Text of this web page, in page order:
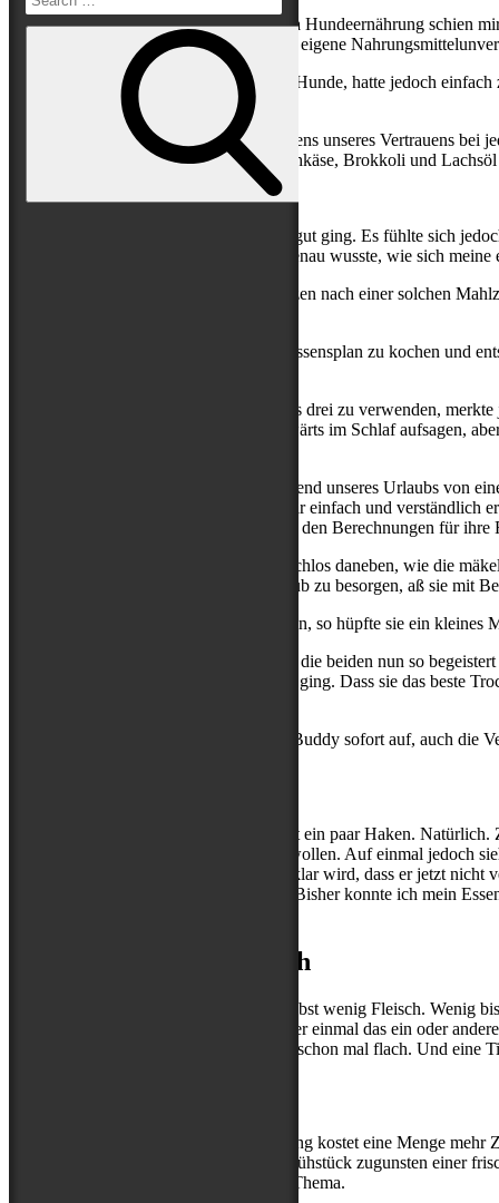
Search
Search
Das größte Hindernis jedoch: Das Thema Hundeernährung schien
die Gesundheit meines Hundes ist, durch eigene
Eigentlich wollte ich das auch für meine Hunde, hatte jedoch
später bitter rächen würde.
So löcherte ich die Besitzerin des Tierladens unseres Vertrauens
des Speiseplans oder rührte planlos Frischkäse, Brokkoli und
Nicht etwa, weil es meinen beiden nicht gut ging. Es fühlte sich
links liegen ließ, während ich selbst so genau wusste, wie sich
Ignorieren konnte ich auch Buddys Kratzen nach einer solchen
Als ich begann, mir selbst wieder nach Essensplan zu kochen und
Ich träumte davon, diese Rationen für uns drei zu verwenden,
ich – Labradorhaushalt sei Dank – rückwärts im Schlaf aufsagen,
während unseres Urlaubs von
meine Sorgen und Bedenken nehmen, mir einfach und
mit den Berechnungen für ihre
Wog ab, raspelte, pürierte und stand sprachlos daneben, wie die
dem ich vergessen hatte, Fleischnachschub zu besorgen, aß sie
Stellte ich den Napf vor ihr auf den Boden, so hüpfte sie ein
Ich bin ehrlich: Es macht mich glücklich, die beiden nun so
weiß, dass es ihnen vorher nicht schlecht ging. Dass sie das beste
Die Kratzerei nach dem Essen hörte bei Buddy sofort auf, auch die
Es könnte so einfach sein, wären da nicht ein paar Haken.
essen, sollte ich es eventuell nicht mehr wollen. Auf einmal jedoch
wirklich verteidigen muss, aber so, dass klar wird, dass er jetzt
konsequenterweise nicht auch der Rest? Bisher konnte ich mein
Die Sache mit dem Fleisch
Wenn ich mir zuhause koche, esse ich selbst wenig Fleisch. Wenig
vorgestellt, dass ich mir nun vielleicht eher einmal das ein oder
kein großer Fleischesser. Teilen fällt also schon mal flach. Und
Auch nicht zu leugnen: Die neue Fütterung kostet eine Menge
Mal vorgekommen, dass mein eigenes Frühstück zugunsten einer
meine Umwelt. Aber das ist ein anderes Thema.